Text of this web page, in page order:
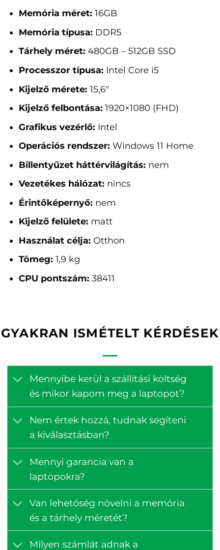
Memória méret: 16GB
Memória típusa: DDR5
Tárhely méret: 480GB – 512GB SSD
Processzor típusa: Intel Core i5
Kijelző mérete: 15,6"
Kijelző felbontása: 1920×1080 (FHD)
Grafikus vezérlő: Intel
Operációs rendszer: Windows 11 Home
Billentyűzet háttérvilágítás: nem
Vezetékes hálózat: nincs
Érintőképernyő: nem
Kijelző felülete: matt
Használat célja: Otthon
Tömeg: 1,9 kg
CPU pontszám: 38411
GYAKRAN ISMÉTELT KÉRDÉSEK
Mennyibe kerül a szállítási költség
és mikor kapom meg a laptopot?
Nem értek hozzá, tudnak segíteni
a kiválasztásban?
Mennyi garancia van a
laptopokra?
Van lehetőség növelni a memória
és a tárhely méretét?
Milyen számlát adnak a